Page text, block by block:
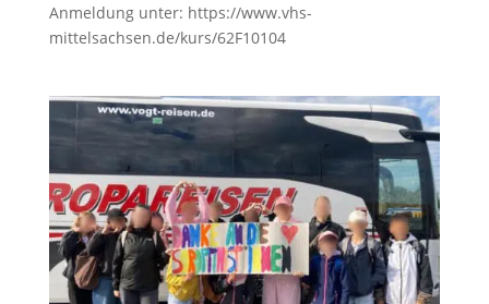
Anmeldung unter: https://www.vhs-
mittelsachsen.de/kurs/62F10104